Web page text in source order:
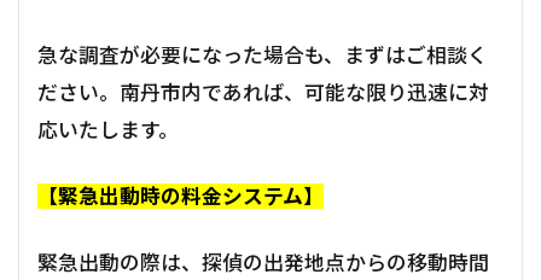
急な調査が必要になった場合も、まずはご相談く
ださい。南丹市内であれば、可能な限り迅速に対
応いたします。
【緊急出動時の料金システム】
緊急出動の際は、探偵の出発地点からの移動時間